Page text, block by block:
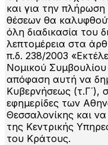
και για την
θέσεων θα
όλη διαδικασία του
λεπτομέρεια στα
π.δ. 238/2003
Νομικού
απόφαση αυτή να
Κυβερνήσεως (τ.Γ΄),
εφημερίδες των
Θεσσαλονίκης και
της Κεντρικής
του Κράτους.